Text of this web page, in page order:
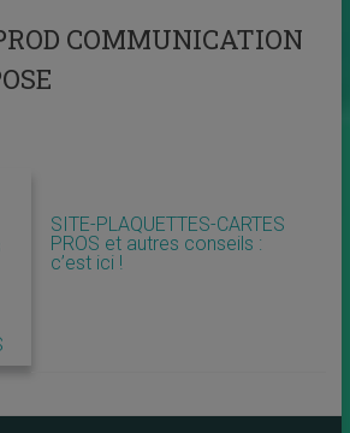
COMMUNICATION
SITE-PLAQUETTES-CARTES
PROS et autres conseils :
c’est ici !